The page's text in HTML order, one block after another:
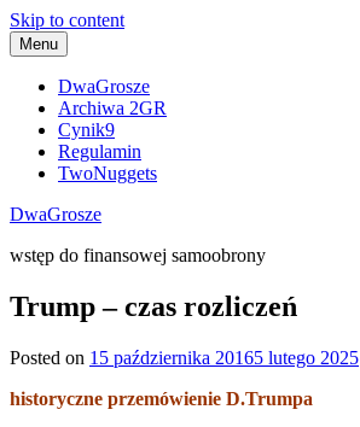
Skip to content
Menu
DwaGrosze
Archiwa 2GR
Cynik9
Regulamin
TwoNuggets
DwaGrosze
wstęp do finansowej samoobrony
Trump – czas rozliczeń
Posted on 15 października 20165 lutego 2025
historyczne przemówienie D.Trumpa